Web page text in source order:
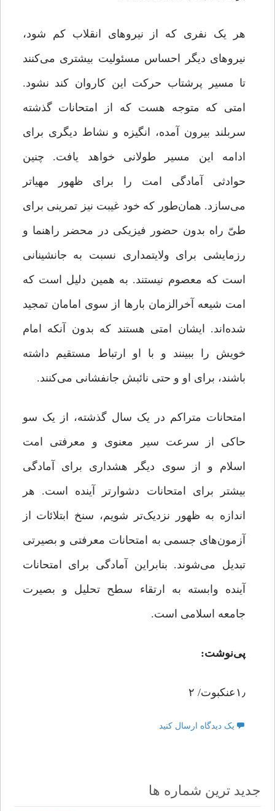
هر یک نفری که از نیروهای انقلاب کم شود،
نیروهای دیگر احساس مسئولیت بیشتری می‌کنند
تا مسیر پرشتاب حرکت این کاروان کند نشود.
امتی که متوجه هست که از امتحانات گذشته
سربلند بیرون آمده، انگیزه و نشاط دیگری برای
ادامه این مسیر طولانی خواهد یافت. چنین
حوادثی آمادگی امت را برای ظهور مهیاتر
می‌سازد. همان‌‌طور که خود غیبت نیز تمرینی برای
طیّ راه بدون حضور فیزیکی در محضر راهنما و
رزمایشی برای ولایتمداری نسبت به جانشینانی
است که معصوم نیستند. به همین دلیل است که
امت شیعه آخرالزمان بارها از سوی امامان تمجید
شده‌اند. ایشان امتی هستند که بدون آنکه امام
خویش را ببینند و با او ارتباط مستقیم داشته
باشند، برای او و حتی نائبش جانفشانی می‌کنند.
امتحانات متراکم در یک سال گذشته، از یک‌ سو
حاکی از سرعت سیر معنوی و معرفتی امت
اسلام و از سوی دیگر هشداری برای آمادگی
بیشتر برای امتحانات دشوارتر آینده است. هر
اندازه به ظهور نزدیک‌تر شویم، سنخ ابتلائات از
آزمون‌های جسمی به امتحانات معرفتی و بصیرتی
تبدیل می‌شوند. بنابراین آمادگی برای امتحانات
آینده وابسته به ارتقاء سطح تحلیل و بصیرت
جامعه اسلامی است.
پی‌نوشت:
۱٫عنکبوت/ ۲
یک دیدگاه ارسال کنید
جدید ترین شماره ها